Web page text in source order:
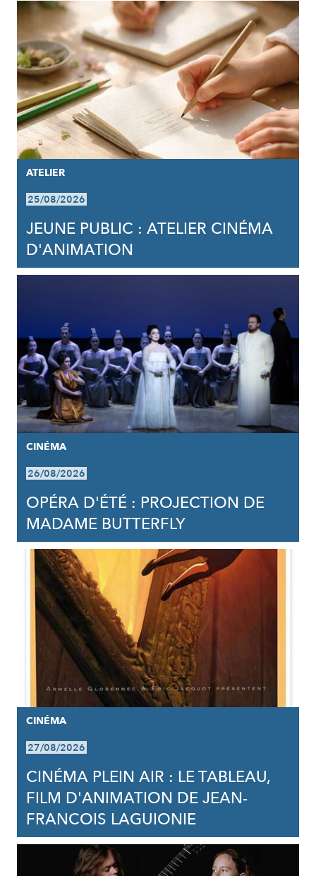
ATELIER
25/08/2026
JEUNE PUBLIC : ATELIER CINÉMA
D'ANIMATION
CINÉMA
26/08/2026
OPÉRA D'ÉTÉ : PROJECTION DE
MADAME BUTTERFLY
CINÉMA
27/08/2026
CINÉMA PLEIN AIR : LE TABLEAU,
FILM D'ANIMATION DE JEAN-
FRANCOIS LAGUIONIE